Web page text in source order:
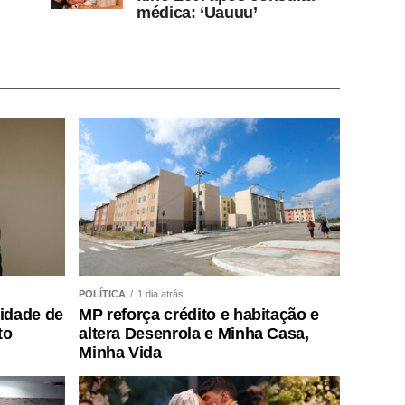
médica: ‘Uauuu’
de
POLÍTICA 1 dia atrás
MP reforça crédito e habitação e
altera Desenrola e Minha Casa,
Minha Vida